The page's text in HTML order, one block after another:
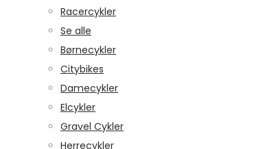
Racercykler
Se alle
Børnecykler
Citybikes
Damecykler
Elcykler
Gravel Cykler
Herrecykler